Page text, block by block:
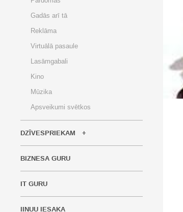
Gadās arī tā
Reklāma
Virtuālā pasaule
Lasāmgabali
Kino
Mūzika
Apsveikumi svētkos
DZĪVESPRIEKAM
BIZNESA GURU
IT GURU
IINUU IESAKA